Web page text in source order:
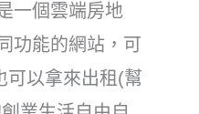
一個雲端房地
功能的網站，可
可以拿來出租(幫